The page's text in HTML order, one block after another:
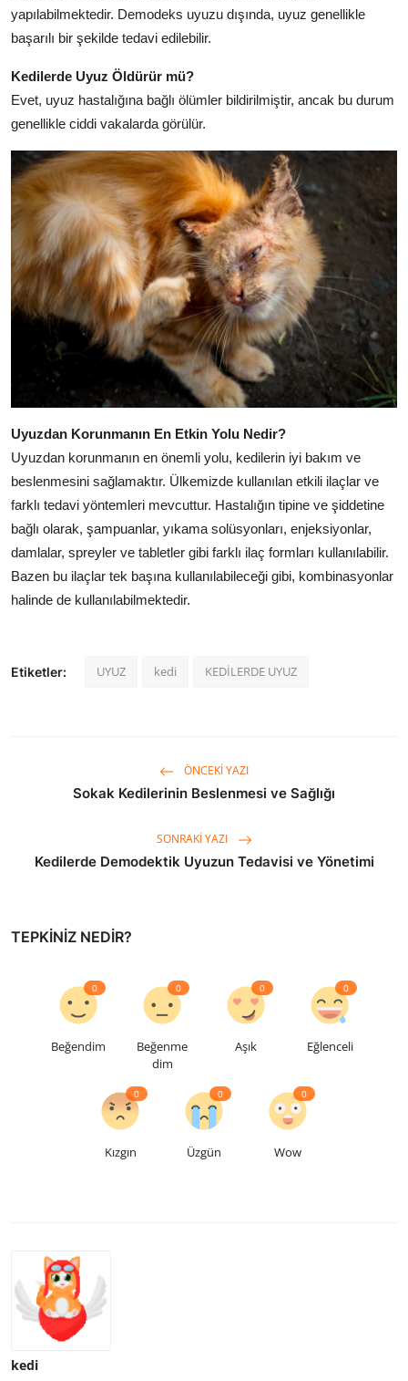
yapılabilmektedir. Demodeks uyuzu dışında, uyuz genellikle
başarılı bir şekilde tedavi edilebilir.
Kedilerde Uyuz Öldürür mü?
Evet, uyuz hastalığına bağlı ölümler bildirilmiştir, ancak bu durum
genellikle ciddi vakalarda görülür.
Uyuzdan Korunmanın En Etkin Yolu Nedir?
Uyuzdan korunmanın en önemli yolu, kedilerin iyi bakım ve
beslenmesini sağlamaktır. Ülkemizde kullanılan etkili ilaçlar ve
farklı tedavi yöntemleri mevcuttur. Hastalığın tipine ve şiddetine
bağlı olarak, şampuanlar, yıkama solüsyonları, enjeksiyonlar,
damlalar, spreyler ve tabletler gibi farklı ilaç formları kullanılabilir.
Bazen bu ilaçlar tek başına kullanılabileceği gibi, kombinasyonlar
halinde de kullanılabilmektedir.
Etiketler: UYUZ kedi KEDİLERDE UYUZ
ÖNCEKI YAZI
Sokak Kedilerinin Beslenmesi ve Sağlığı
SONRAKI YAZI
Kedilerde Demodektik Uyuzun Tedavisi ve Yönetimi
TEPKINIZ NEDIR?
Beğendim
0
Beğenme
dim
0
Aşık
0
Eğlenceli
0
Kızgın
0
Üzgün
0
Wow
0
kedi